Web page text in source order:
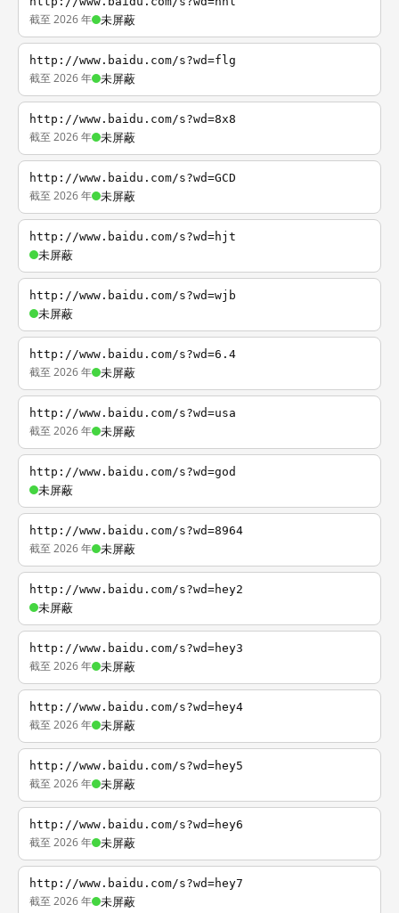
截至 2026 年 未屏蔽
http://www.baidu.com/s?wd=flg
截至 2026 年 未屏蔽
http://www.baidu.com/s?wd=8x8
截至 2026 年 未屏蔽
http://www.baidu.com/s?wd=GCD
截至 2026 年 未屏蔽
http://www.baidu.com/s?wd=hjt
未屏蔽
http://www.baidu.com/s?wd=wjb
未屏蔽
http://www.baidu.com/s?wd=6.4
截至 2026 年 未屏蔽
http://www.baidu.com/s?wd=usa
截至 2026 年 未屏蔽
http://www.baidu.com/s?wd=god
未屏蔽
http://www.baidu.com/s?wd=8964
截至 2026 年 未屏蔽
http://www.baidu.com/s?wd=hey2
未屏蔽
http://www.baidu.com/s?wd=hey3
截至 2026 年 未屏蔽
http://www.baidu.com/s?wd=hey4
截至 2026 年 未屏蔽
http://www.baidu.com/s?wd=hey5
截至 2026 年 未屏蔽
http://www.baidu.com/s?wd=hey6
截至 2026 年 未屏蔽
http://www.baidu.com/s?wd=hey7
截至 2026 年 未屏蔽